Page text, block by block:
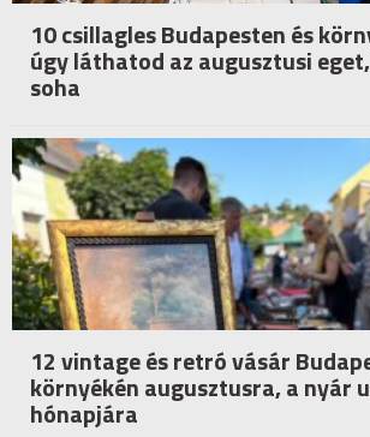
10 csillagles Budapesten és
úgy láthatod az augusztusi
soha
12 vintage és retró vásár
környékén augusztusra, a nyár
hónapjára